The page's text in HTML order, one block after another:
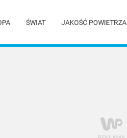
ŚWIAT JAKOŚĆ POWIETRZA